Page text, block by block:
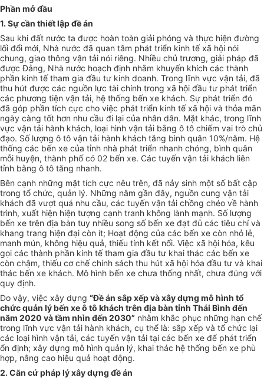
Phần mở đầu
1. Sự cần thiết lập đề án
Sau khi đất nước ta được hoàn toàn giải phóng và thực hiện đường
lối đổi mới, Nhà nước đã quan tâm phát triển kinh tế xã hội nói
chung, giao thông vận tải nói riêng. Nhiều chủ trương, giải pháp đã
được Đảng, Nhà nước hoạch định nhằm khuyến khích các thành
phần kinh tế tham gia đầu tư kinh doanh. Trong lĩnh vực vận tải, đã
thu hút được các nguồn lực tài chính trong xã hội đầu tư phát triển
các phương tiện vận tải, hệ thống bến xe khách. Sự phát triển đó
đã góp phần tích cực cho việc phát triển kinh tế xã hội và thỏa mãn
ngày càng tốt hơn nhu cầu đi lại của nhân dân. Mặt khác, trong lĩnh
vực vận tải hành khách, loại hình vận tải bằng ô tô chiếm vai trò chủ
đạo. Số lượng ô tô vận tải hành khách tăng bình quân 10%/năm. Hệ
thống các bến xe của tỉnh nhà phát triển nhanh chóng, bình quân
mỗi huyện, thành phố có 02 bến xe. Các tuyến vận tải khách liên
tỉnh bằng ô tô tăng nhanh.
Bên cạnh những mặt tích cực nêu trên, đã nảy sinh một số bất cập
trong tổ chức, quản lý. Những năm gần đây, nguồn cung vận tải
khách đã vượt quá nhu cầu, các tuyến vận tải chồng chéo về hành
trình, xuất hiện hiện tượng cạnh tranh không lành mạnh. Số lượng
bến xe trên địa bàn tuy nhiều song số bến xe đạt đủ các tiêu chí và
khang trang hiện đại còn ít; Hoạt động của các bến xe còn nhỏ lẻ,
manh mún, không hiệu quả, thiếu tính kết nối. Việc xã hội hóa, kêu
gọi các thành phần kinh tế tham gia đầu tư khai thác các bến xe
còn chậm, thiếu cơ chế chính sách thu hút xã hội hóa đầu tư và khai
thác bến xe khách. Mô hình bến xe chưa thống nhất, chưa đúng với
quy định.
Do vậy, việc xây dựng “Đề án sắp xếp và xây dựng mô hình tổ
chức quản lý bến xe ô tô khách trên địa bàn tỉnh Thái Bình đến
năm 2020 và tầm nhìn đến 2030” nhằm khắc phục những hạn chế
trong lĩnh vực vận tải hành khách, cụ thể là: sắp xếp và tổ chức lại
các loại hình vận tải, các tuyến vận tải tại các bến xe để phát triển
ổn định; xây dựng mô hình quản lý, khai thác hệ thống bến xe phù
hợp, nâng cao hiệu quả hoạt động.
2. Căn cứ pháp lý xây dựng đề án